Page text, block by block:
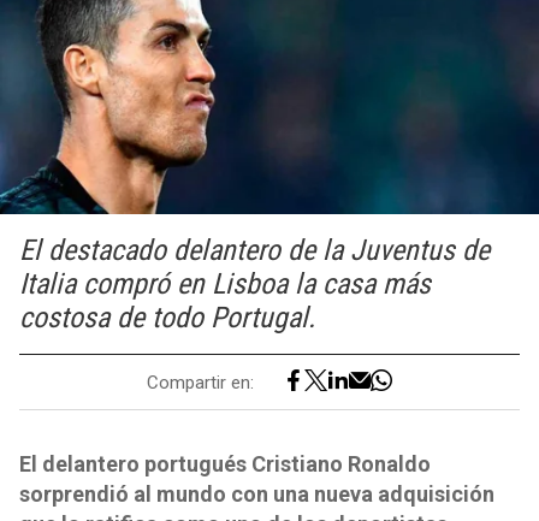
El destacado delantero de la Juventus de
Italia compró en Lisboa la casa más
costosa de todo Portugal.
Compartir en:
El delantero portugués Cristiano Ronaldo
sorprendió al mundo con una nueva adquisición